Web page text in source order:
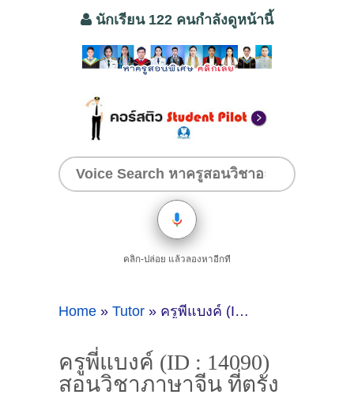
นักเรียน 122 คนกำลังดูหน้านี้
คลิก-ปล่อย แล้วลองหาอีกที
Home » Tutor » ครูพี่แบงค์ (ID : 14090) สอนวิชาภาษาจีน ที่ตรัง
ครูพี่แบงค์ (ID : 14090)
สอนวิชาภาษาจีน ที่ตรัง